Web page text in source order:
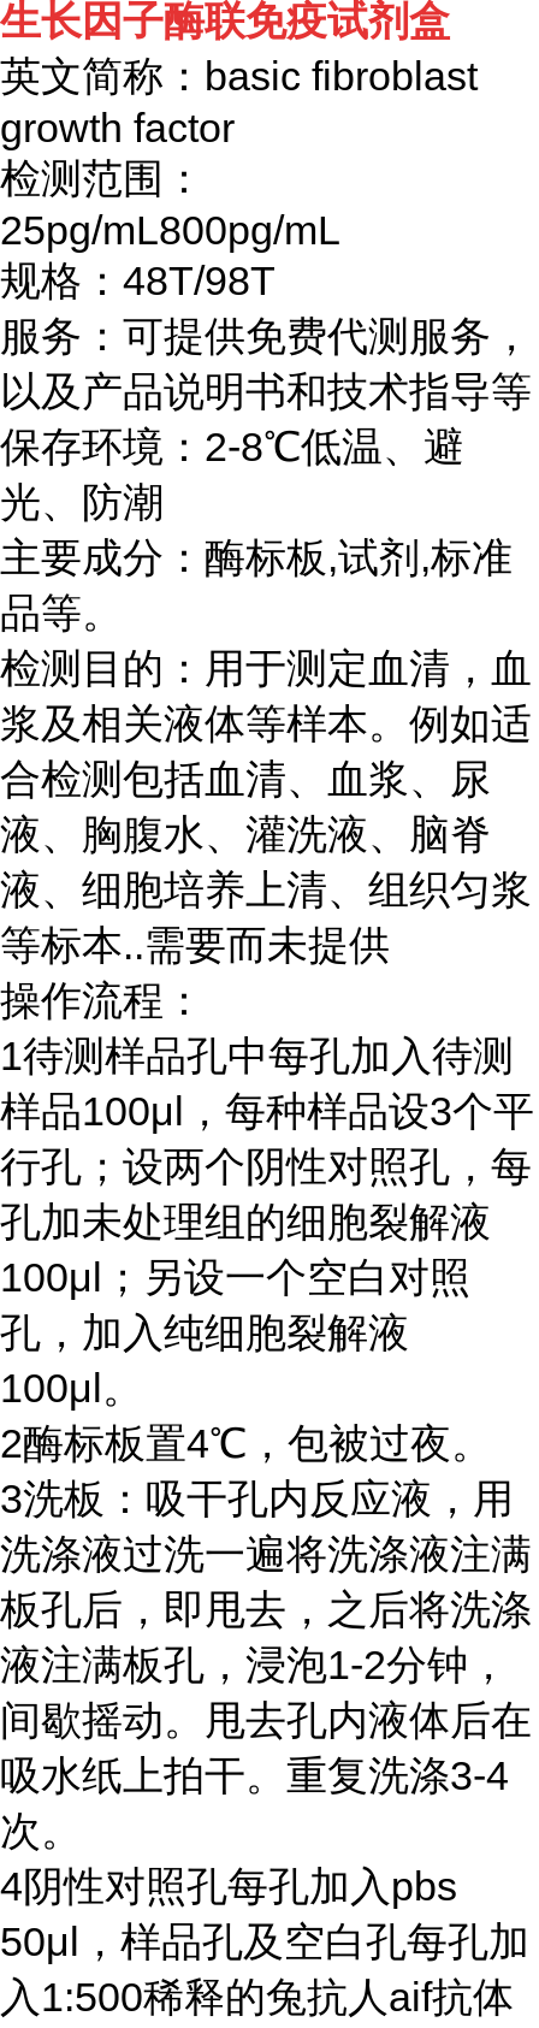
生长因子酶联免疫试剂盒
英文简称： basic fibroblast
growth factor
检测范围：
25pg/mL800pg/mL
规格： 48T/98T
服务：可提供免费代测服务，
以及产品说明书和技术指导等
保存环境： 2-8℃低温、避
光、防潮
主要成分：酶标板,试剂,标准
品等。
检测目的：用于测定血清，血
浆及相关液体等样本。例如适
合检测包括血清、血浆、尿
液、胸腹水、灌洗液、脑脊
液、细胞培养上清、组织匀浆
等标本..需要而未提供
操作流程：
1待测样品孔中每孔加入待测
样品100μl ，每种样品设3个平
行孔；设两个阴性对照孔，每
孔加未处理组的细胞裂解液
100μl ；另设一个空白对照
孔，加入纯细胞裂解液
100μl。
2酶标板置4℃ ，包被过夜。
3洗板：吸干孔内反应液，用
洗涤液过洗一遍将洗涤液注满
板孔后，即甩去，之后将洗涤
液注满板孔，浸泡1-2分钟，
间歇摇动。甩去孔内液体后在
吸水纸上拍干。重复洗涤3-4
次。
4阴性对照孔每孔加入 pbs
50μl ，样品孔及空白孔每孔加
入 1:500稀释的兔抗人aif抗体